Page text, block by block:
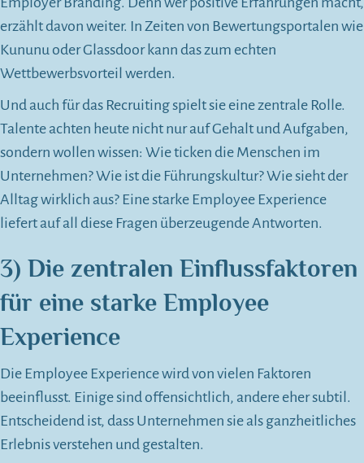
erzählt davon weiter. In Zeiten von Bewertungsportalen wie
Kununu oder Glassdoor kann das zum echten
Wettbewerbsvorteil werden.
Und auch für das Recruiting spielt sie eine zentrale Rolle.
Talente achten heute nicht nur auf Gehalt und Aufgaben,
sondern wollen wissen: Wie ticken die Menschen im
Unternehmen? Wie ist die Führungskultur? Wie sieht der
Alltag wirklich aus? Eine starke Employee Experience
liefert auf all diese Fragen überzeugende Antworten.
3) Die zentralen Einflussfaktoren
für eine starke Employee
Experience
Die Employee Experience wird von vielen Faktoren
beeinflusst. Einige sind offensichtlich, andere eher subtil.
Entscheidend ist, dass Unternehmen sie als ganzheitliches
Erlebnis verstehen und gestalten.